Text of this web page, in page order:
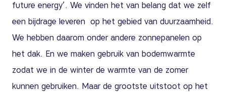
future energy’. We vinden het van belang dat we zelf
een bijdrage leveren op het gebied van duurzaamheid.
We hebben daarom onder andere zonnepanelen op
het dak. En we maken gebruik van bodemwarmte
zodat we in de winter de warmte van de zomer
kunnen gebruiken. Maar de grootste uitstoot op het